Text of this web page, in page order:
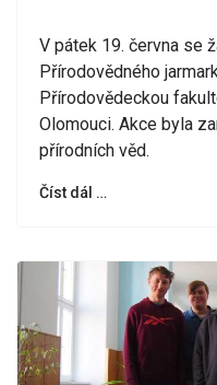
V pátek 19. června se
Přírodovědného
Přírodovědeckou
Olomouci. Akce byla
přírodních věd.
Číst dál …